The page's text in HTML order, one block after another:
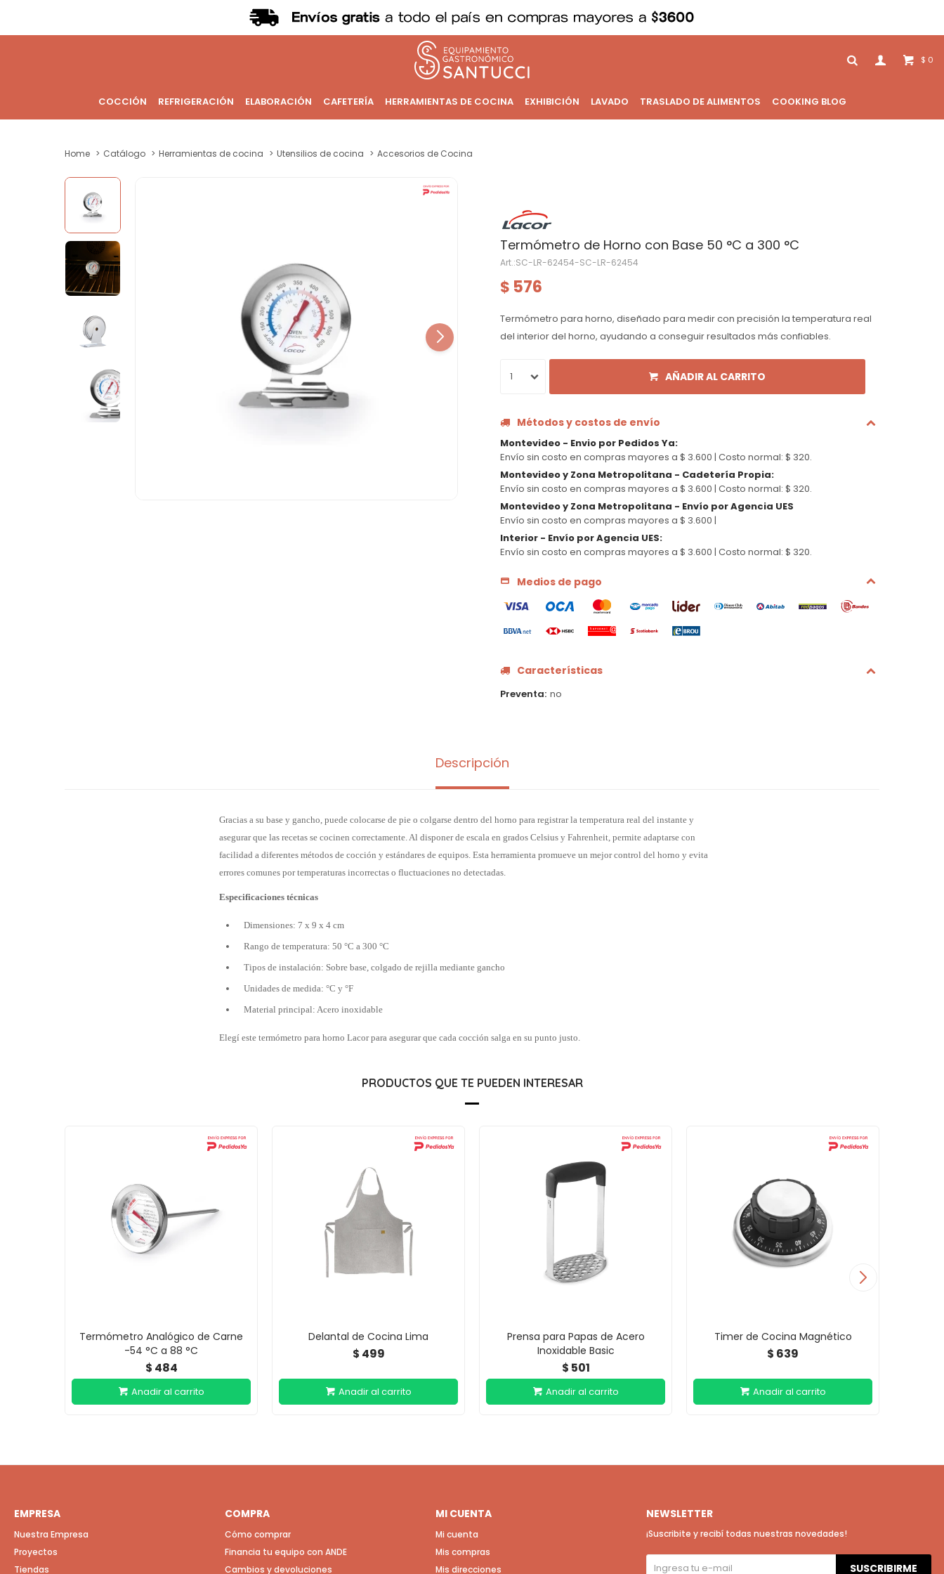
COCCIÓN REFRIGERACIÓN ELABORACIÓN CAFETERÍA HERRAMIENTAS DE COCINA EXHIBICIÓN LAVADO TRASLADO DE ALIMENTOS COOKING BLOG
$ 0
Home Catálogo Herramientas de cocina Utensilios de cocina Accesorios de Cocina
Termómetro de Horno con Base 50 °C a 300 °C
SC-LR-62454-SC-LR-62454
$ 576
Termómetro para horno, diseñado para medir con precisión la temperatura real
del interior del horno, ayudando a conseguir resultados más confiables.
1 AÑADIR AL CARRITO
Métodos y costos de envío
Montevideo - Envio por Pedidos Ya:
Envío sin costo en compras mayores a $ 3.600 | Costo normal: $ 320.
Montevideo y Zona Metropolitana - Cadetería Propia:
Envío sin costo en compras mayores a $ 3.600 | Costo normal: $ 320.
Montevideo y Zona Metropolitana - Envío por Agencia UES
Envío sin costo en compras mayores a $ 3.600 |
Interior - Envío por Agencia UES:
Envío sin costo en compras mayores a $ 3.600 | Costo normal: $ 320.
Medios de pago
Características
Preventa no
Descripción
Gracias a su base y gancho, puede colocarse de pie o colgarse dentro del horno para registrar la temperatura real del instante y
asegurar que las recetas se cocinen correctamente. Al disponer de escala en grados Celsius y Fahrenheit, permite adaptarse con
facilidad a diferentes métodos de cocción y estándares de equipos. Esta herramienta promueve un mejor control del horno y evita
errores comunes por temperaturas incorrectas o fluctuaciones no detectadas.
Especificaciones técnicas
Dimensiones: 7 x 9 x 4 cm
Rango de temperatura: 50 °C a 300 °C
Tipos de instalación: Sobre base, colgado de rejilla mediante gancho
Unidades de medida: °C y °F
Material principal: Acero inoxidable
Elegí este termómetro para horno Lacor para asegurar que cada cocción salga en su punto justo.
PRODUCTOS QUE TE PUEDEN INTERESAR
Termómetro Analógico de Carne
-54 °C a 88 °C
$ 484
Delantal de Cocina Lima
$ 499
Prensa para Papas de Acero
Inoxidable Basic
$ 501
Timer de Cocina Magnético
$ 639
EMPRESA
Nuestra Empresa
Proyectos
Tiendas
COMPRA
Cómo comprar
Financia tu equipo con ANDE
Cambios y devoluciones
MI CUENTA
Mi cuenta
Mis compras
Mis direcciones
NEWSLETTER
¡Suscribite y recibí todas nuestras novedades!
SUSCRIBIRME